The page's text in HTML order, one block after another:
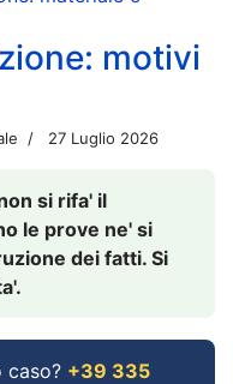
motivi
27 Luglio 2026
si rifa' il
le prove ne' si
dei fatti. Si
caso? +39 335